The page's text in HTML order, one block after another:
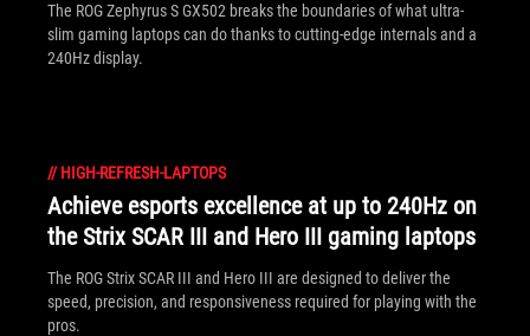
The ROG Zephyrus S GX502 breaks the boundaries of what ultra-
slim gaming laptops can do thanks to cutting-edge internals and a
240Hz display.
// HIGH-REFRESH-LAPTOPS
Achieve esports excellence at up to 240Hz on
the Strix SCAR III and Hero III gaming laptops
The ROG Strix SCAR III and Hero III are designed to deliver the
speed, precision, and responsiveness required for playing with the
pros.